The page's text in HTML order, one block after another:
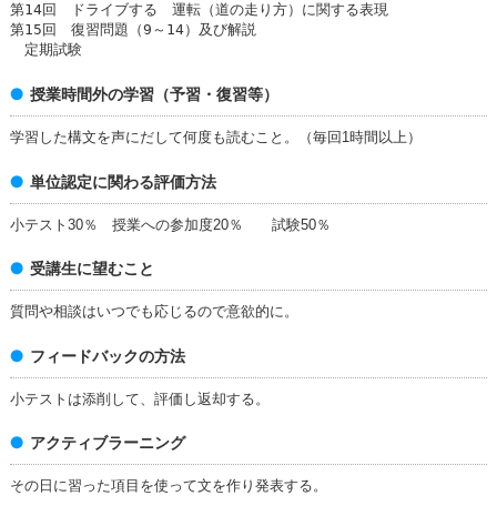
第14回 ドライブする 運転（道の走り方）に関する表現
第15回 復習問題（9～14）及び解説
定期試験
授業時間外の学習（予習・復習等）
学習した構文を声にだして何度も読むこと。（毎回1時間以上）
単位認定に関わる評価方法
小テスト30％ 授業への参加度20％ 試験50％
受講生に望むこと
質問や相談はいつでも応じるので意欲的に。
フィードバックの方法
小テストは添削して、評価し返却する。
アクティブラーニング
その日に習った項目を使って文を作り発表する。